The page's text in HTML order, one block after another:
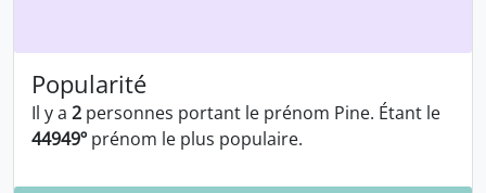
Popularité
Il y a 2 personnes portant le prénom Pine. Étant le
44949º prénom le plus populaire.